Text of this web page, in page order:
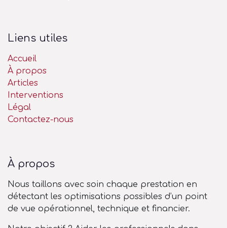
Liens utiles
Accueil
À propos
Articles
Interventions
Légal
Contactez-nous
À propos
Nous taillons avec soin chaque prestation en
détectant les optimisations possibles d’un point
de vue opérationnel, technique et financier.